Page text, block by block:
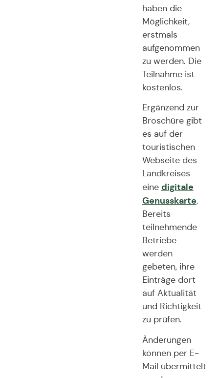
haben die
Möglichkeit,
erstmals
aufgenommen
zu werden. Die
Teilnahme ist
kostenlos.
Ergänzend zur
Broschüre gibt
es auf der
touristischen
Webseite des
Landkreises
eine digitale
Genusskarte.
Bereits
teilnehmende
Betriebe
werden
gebeten, ihre
Einträge dort
auf Aktualität
und Richtigkeit
zu prüfen.
Änderungen
können per E-
Mail übermittelt